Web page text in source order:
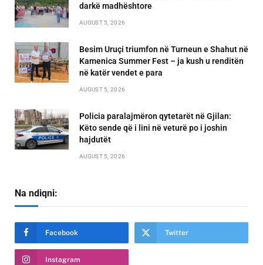
darkë madhështore
AUGUST 5, 2026
Besim Uruçi triumfon në Turneun e Shahut në
Kamenica Summer Fest – ja kush u renditën
në katër vendet e para
AUGUST 5, 2026
Policia paralajmëron qytetarët në Gjilan:
Këto sende që i lini në veturë po i joshin
hajdutët
AUGUST 5, 2026
Na ndiqni:
Facebook Twitter
Instagram